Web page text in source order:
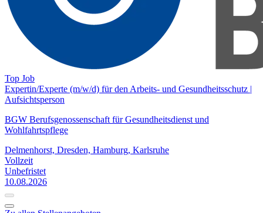
Top Job
Expertin/Experte (m/w/d) für den Arbeits- und Gesundheitsschutz |
Aufsichtsperson
BGW Berufsgenossenschaft für Gesundheitsdienst und
Wohlfahrtspflege
Delmenhorst, Dresden, Hamburg, Karlsruhe
Vollzeit
Unbefristet
10.08.2026